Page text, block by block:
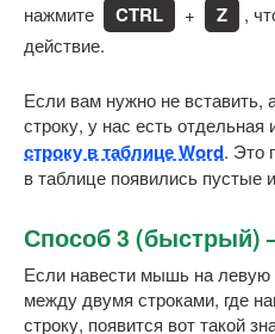
нажмите
CTRL + Z
,
действие.
Если вам нужно не
строку, у нас есть отдельная
строку в таблице Word. Это
в таблице появились пустые
Способ 3 (быстрый)
Если навести мышь на левую
между двумя строками, где
строку, появится вот такой